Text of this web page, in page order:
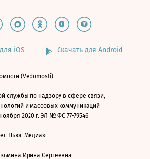
iOS Скачать для Android
(Vedomosti)
службы по надзору в сфере связи,
и массовых коммуникаций
2020 г. ЭЛ № ФС 77-79546
Ньюс Медиа»
Ирина Сергеевна